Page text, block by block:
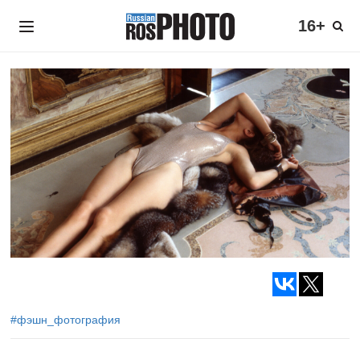
16+
#фэшн_фотография